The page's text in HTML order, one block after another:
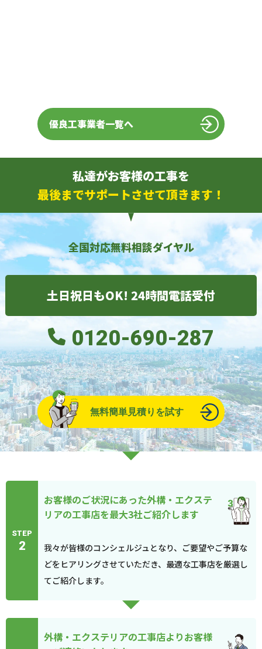
優良工事業者一覧へ
私達がお客様の工事を
最後までサポートさせて頂きます！
全国対応無料相談ダイヤル
土日祝日もOK! 24時間電話受付
0120-690-287
無料簡単見積りを試す
STEP
2
お客様のご状況にあった外構・エクステ
リアの工事店を最大3社ご紹介します
我々が皆様のコンシェルジュとなり、ご要望やご予算な
どをヒアリングさせていただき、最適な工事店を厳選し
てご紹介します。
外構・エクステリアの工事店よりお客様